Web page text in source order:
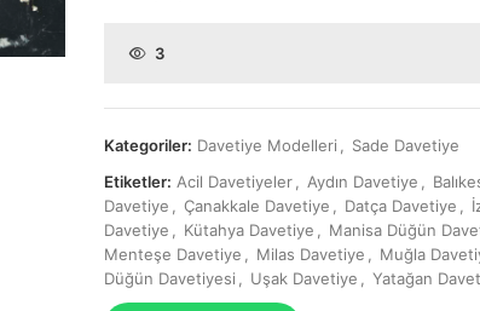
3
Kategoriler: Davetiye Modelleri
Sade Davetiye
Etiketler: Acil Davetiyeler Aydın Davetiye
Davetiye
Çanakkale Davetiye Datça Davetiye
Davetiye
Kütahya Davetiye Manisa Düğün
Menteşe Davetiye
Milas Davetiye Muğla
Düğün Davetiyesi
Uşak Davetiye Yatağan